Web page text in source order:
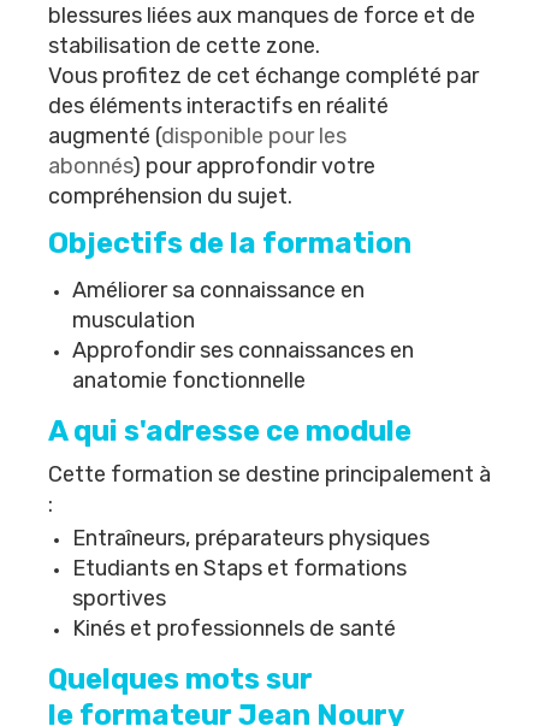
blessures liées aux manques de force et de
stabilisation de cette zone.
Vous profitez de cet échange complété par
des éléments interactifs en réalité
augmenté (disponible pour les
abonnés) pour approfondir votre
compréhension du sujet.
Objectifs de la formation
Améliorer sa connaissance en
musculation
Approfondir ses connaissances en
anatomie fonctionnelle
A qui s'adresse ce module
Cette formation se destine principalement à
:
Entraîneurs, préparateurs physiques
Etudiants en Staps et formations
sportives
Kinés et professionnels de santé
Quelques mots sur
le formateur Jean Noury